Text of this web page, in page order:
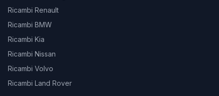
Ricambi Renault
Ricambi BMW
Ricambi Kia
Ricambi Nissan
Ricambi Volvo
Ricambi Land Rover